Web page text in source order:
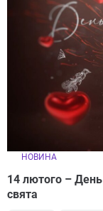
НОВИНА
14 лютого – День
свята